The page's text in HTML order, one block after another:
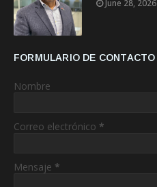
June 28, 2026
FORMULARIO DE CONTACTO
Nombre
Correo electrónico *
Mensaje *